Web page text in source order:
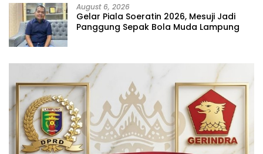
August 6, 2026
Gelar Piala Soeratin 2026, Mesuji Jadi
Panggung Sepak Bola Muda Lampung